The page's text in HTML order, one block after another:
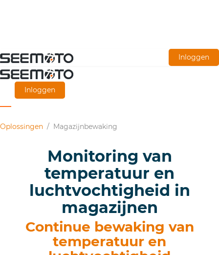
Ga
naar
hoofdinhoud
Inloggen
Inloggen
Oplossingen / Magazijnbewaking
Monitoring van
temperatuur en
luchtvochtigheid in
magazijnen
Continue bewaking van
temperatuur en